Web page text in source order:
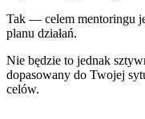
Tak — celem mentoringu
planu działań.
Nie będzie to jednak
dopasowany do Twojej
celów.